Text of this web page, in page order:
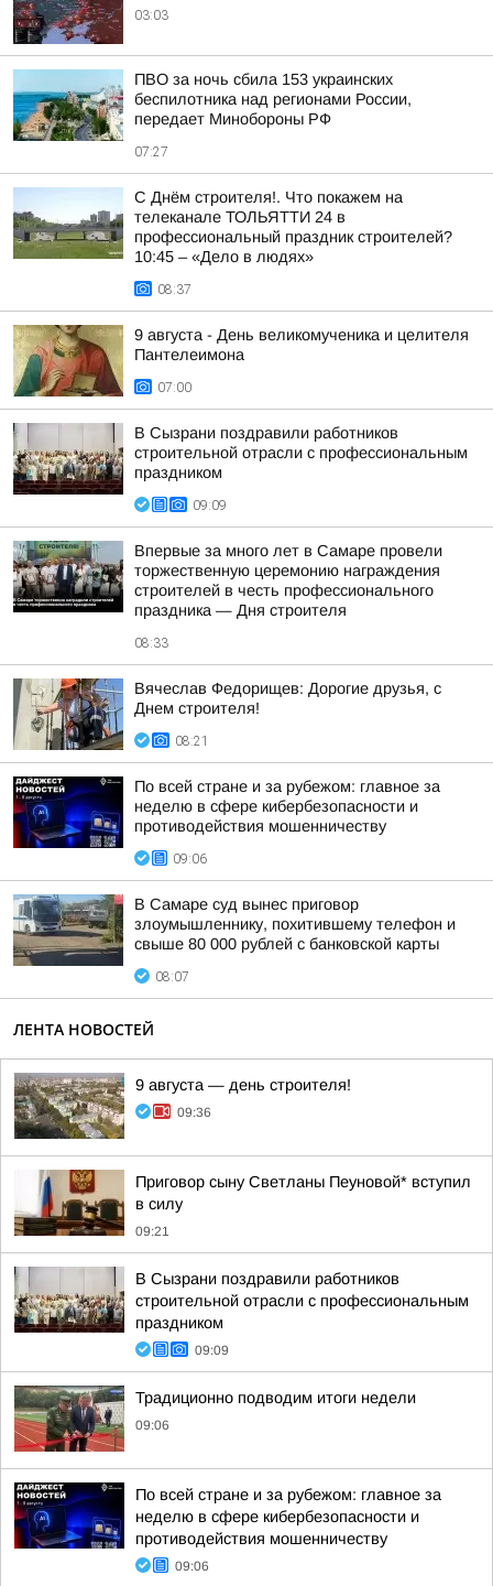
03:03
ПВО за ночь сбила 153 украинских
беспилотника над регионами России,
передает Минобороны РФ
07:27
С Днём строителя!. Что покажем на
телеканале ТОЛЬЯТТИ 24 в
профессиональный праздник строителей?
10:45 – «Дело в людях»
08:37
9 августа - День великомученика и целителя
Пантелеимона
07:00
В Сызрани поздравили работников
строительной отрасли с профессиональным
праздником
09:09
Впервые за много лет в Самаре провели
торжественную церемонию награждения
строителей в честь профессионального
праздника — Дня строителя
08:33
Вячеслав Федорищев: Дорогие друзья, с
Днем строителя!
08:21
По всей стране и за рубежом: главное за
неделю в сфере кибербезопасности и
противодействия мошенничеству
09:06
В Самаре суд вынес приговор
злоумышленнику, похитившему телефон и
свыше 80 000 рублей с банковской карты
08:07
ЛЕНТА НОВОСТЕЙ
9 августа — день строителя!
09:36
Приговор сыну Светланы Пеуновой* вступил
в силу
09:21
В Сызрани поздравили работников
строительной отрасли с профессиональным
праздником
09:09
Традиционно подводим итоги недели
09:06
По всей стране и за рубежом: главное за
неделю в сфере кибербезопасности и
противодействия мошенничеству
09:06